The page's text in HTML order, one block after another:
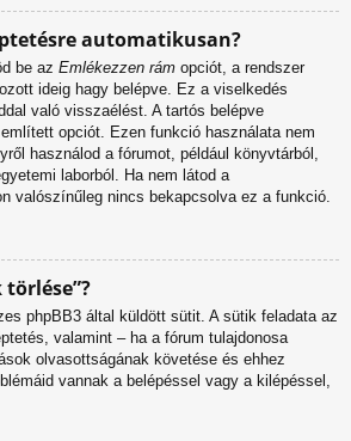
automatikusan?
be az Emlékezzen rám opciót, a rendszer
ideig hagy belépve. Ez a viselkedés
való visszaélést. A tartós belépve
opciót. Ezen funkció használata nem
használod a fórumot, például könyvtárból,
laborból. Ha nem látod a
valószínűleg nincs bekapcsolva ez a funkció.
phpBB3 által küldött sütit. A sütik feladata az
valamint – ha a fórum tulajdonosa
olvasottságának követése és ehhez
vannak a belépéssel vagy a kilépéssel,